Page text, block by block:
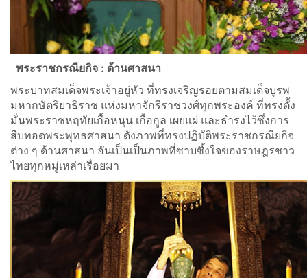
พระราชกรณียกิจ : ด้านศาสนา
พระบาทสมเด็จพระเจ้าอยู่หัว ที่ทรงเจริญรอยตามสมเด็จบูรพ
มหากษัตริยาธิราช แห่งมหาจักรีราชวงศ์ทุกพระองค์ ที่ทรงตั้ง
มั่นพระราชหฤทัยเกื้อหนุน เกื้อกูล เผยแผ่ และธำรงไว้ซึ่งการ
สืบทอดพระพุทธศาสนา ดังภาพที่ทรงปฏิบัติพระราชกรณียกิจ
ต่าง ๆ ด้านศาสนา อันเป็นเป็นภาพที่ซาบซึ้งใจของราษฎรชาว
ไทยทุกหมู่เหล่าเรื่อยมา